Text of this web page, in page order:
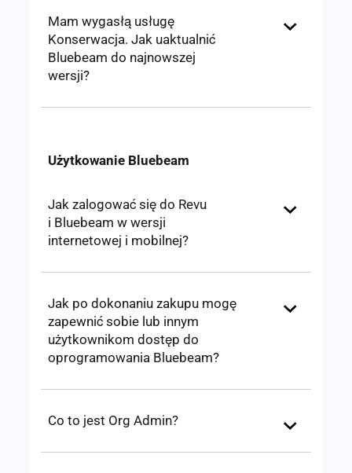
Mam wygasłą usługę
Konserwacja. Jak uaktualnić
Bluebeam do najnowszej
wersji?
Użytkowanie Bluebeam
Jak zalogować się do Revu
i Bluebeam w wersji
internetowej i mobilnej?
Jak po dokonaniu zakupu mogę
zapewnić sobie lub innym
użytkownikom dostęp do
oprogramowania Bluebeam?
Co to jest Org Admin?